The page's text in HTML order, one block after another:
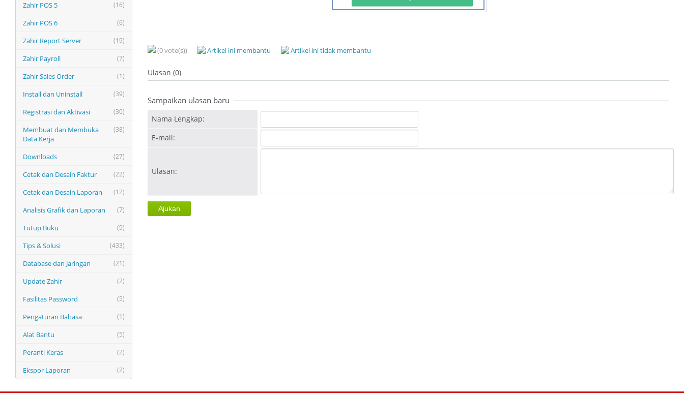
(16)
Zahir POS 5
(6)
Zahir POS 6
(19)
Zahir Report Server
(7)
Zahir Payroll
(1)
Zahir Sales Order
(39)
Install dan Uninstall
(30)
Registrasi dan Aktivasi
(38)
Membuat dan Membuka
Data Kerja
(27)
Downloads
(22)
Cetak dan Desain Faktur
(12)
Cetak dan Desain Laporan
(7)
Analisis Grafik dan Laporan
(9)
Tutup Buku
(433)
Tips & Solusi
(21)
Database dan Jaringan
(2)
Update Zahir
(5)
Fasilitas Password
(1)
Pengaturan Bahasa
(5)
Alat Bantu
(2)
Peranti Keras
(2)
Ekspor Laporan
(0 vote(s)) Artikel ini membantu Artikel ini tidak membantu
Ulasan (0)
Sampaikan ulasan baru
Nama Lengkap:
E-mail:
Ulasan: